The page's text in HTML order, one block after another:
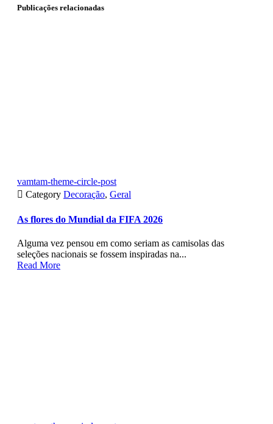
Publicações relacionadas
vamtam-theme-circle-post
 Category Decoração, Geral
As flores do Mundial da FIFA 2026
Alguma vez pensou em como seriam as camisolas das
seleções nacionais se fossem inspiradas na...
Read More